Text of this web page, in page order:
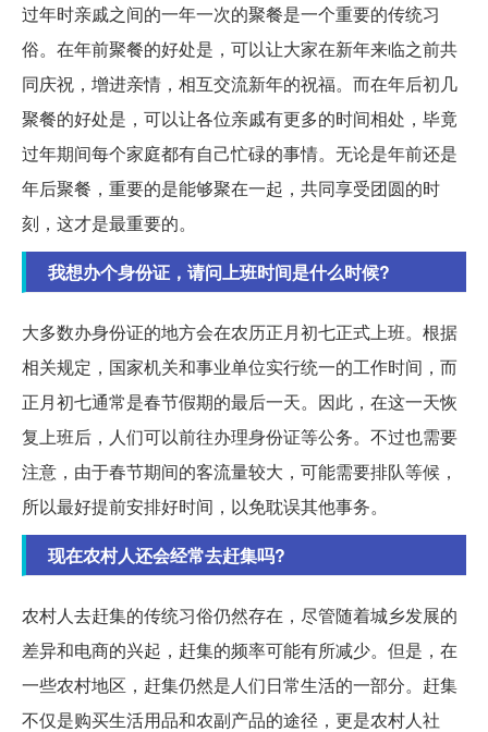
过年时亲戚之间的一年一次的聚餐是一个重要的传统习
俗。在年前聚餐的好处是，可以让大家在新年来临之前共
同庆祝，增进亲情，相互交流新年的祝福。而在年后初几
聚餐的好处是，可以让各位亲戚有更多的时间相处，毕竟
过年期间每个家庭都有自己忙碌的事情。无论是年前还是
年后聚餐，重要的是能够聚在一起，共同享受团圆的时
刻，这才是最重要的。
我想办个身份证，请问上班时间是什么时候?
大多数办身份证的地方会在农历正月初七正式上班。根据
相关规定，国家机关和事业单位实行统一的工作时间，而
正月初七通常是春节假期的最后一天。因此，在这一天恢
复上班后，人们可以前往办理身份证等公务。不过也需要
注意，由于春节期间的客流量较大，可能需要排队等候，
所以最好提前安排好时间，以免耽误其他事务。
现在农村人还会经常去赶集吗?
农村人去赶集的传统习俗仍然存在，尽管随着城乡发展的
差异和电商的兴起，赶集的频率可能有所减少。但是，在
一些农村地区，赶集仍然是人们日常生活的一部分。赶集
不仅是购买生活用品和农副产品的途径，更是农村人社